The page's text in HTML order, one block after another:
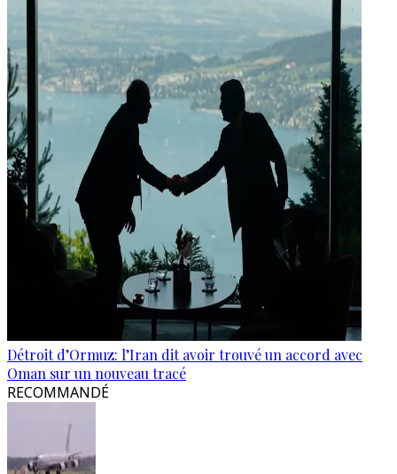
Détroit d’Ormuz: l’Iran dit avoir trouvé un accord avec
Oman sur un nouveau tracé
RECOMMANDÉ